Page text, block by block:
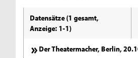
Datensätze (1 gesamt,
Anzeige: 1-1)
Der Theatermacher, Berlin,